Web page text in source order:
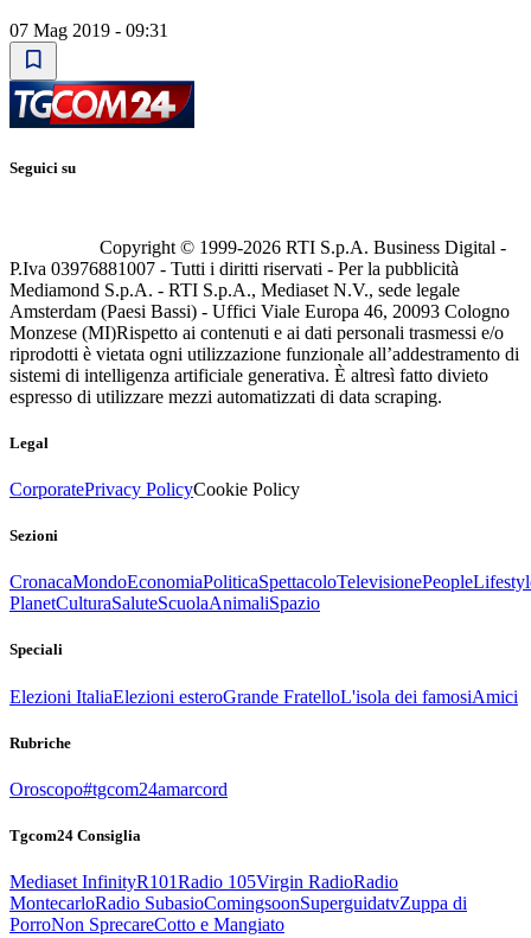
07 Mag 2019 - 09:31
Seguici su
Copyright © 1999-2026 RTI S.p.A. Business Digital -
P.Iva 03976881007 - Tutti i diritti riservati - Per la pubblicità
Mediamond S.p.A. - RTI S.p.A., Mediaset N.V., sede legale
Amsterdam (Paesi Bassi) - Uffici Viale Europa 46, 20093 Cologno
Monzese (MI)Rispetto ai contenuti e ai dati personali trasmessi e/o
riprodotti è vietata ogni utilizzazione funzionale all’addestramento di
sistemi di intelligenza artificiale generativa. È altresì fatto divieto
espresso di utilizzare mezzi automatizzati di data scraping.
Legal
CorporatePrivacy PolicyCookie Policy
Sezioni
CronacaMondoEconomiaPoliticaSpettacoloTelevisionePeople
PlanetCulturaSaluteScuolaAnimaliSpazio
Speciali
Elezioni ItaliaElezioni esteroGrande FratelloL'isola dei famosiAmici
Rubriche
Oroscopo#tgcom24amarcord
Tgcom24 Consiglia
Mediaset InfinityR101Radio 105Virgin RadioRadio
MontecarloRadio SubasioComingsoonSuperguidatvZuppa di
PorroNon SprecareCotto e Mangiato